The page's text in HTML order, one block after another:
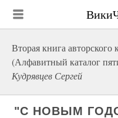
Вторая книга авторского
(Алфавитный каталог
Кудрявцев Сергей
"С НОВЫМ